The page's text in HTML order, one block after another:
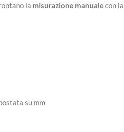
la misurazione manualecon la
su mm